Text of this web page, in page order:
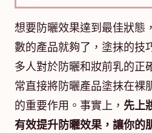
想要防曬效果達到最佳狀態
數的產品就夠了，塗抹的技
多人對於防曬和妝前乳的正
常直接將防曬產品塗抹在裸
的重要作用。事實上， 先上
有效提升防曬效果，讓你的